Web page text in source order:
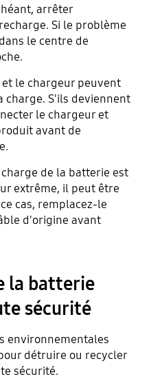
arrêter
Si le problème
le centre de
le chargeur peuvent
charge. S'ils deviennent
le chargeur et
avant de
de la batterie est
extrême, il peut être
cas, remplacez-le
d'origine avant
la batterie
sécurité
environnementales
détruire ou recycler
sécurité.